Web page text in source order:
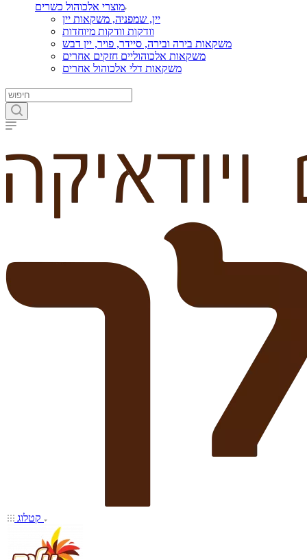
מוצרי אלכוהול כשרים
יין, שמפניה, משקאות יין
וודקות וודקות מיוחדות
משקאות בירה ובירה, סיידר, פויר, יין דבש
משקאות אלכוהוליים חזקים אחרים
משקאות דלי אלכוהול אחרים